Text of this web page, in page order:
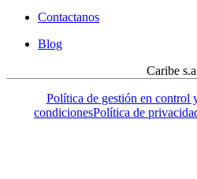
Contactanos
Blog
Caribe
Política de gestión en control
condicionesPolítica de